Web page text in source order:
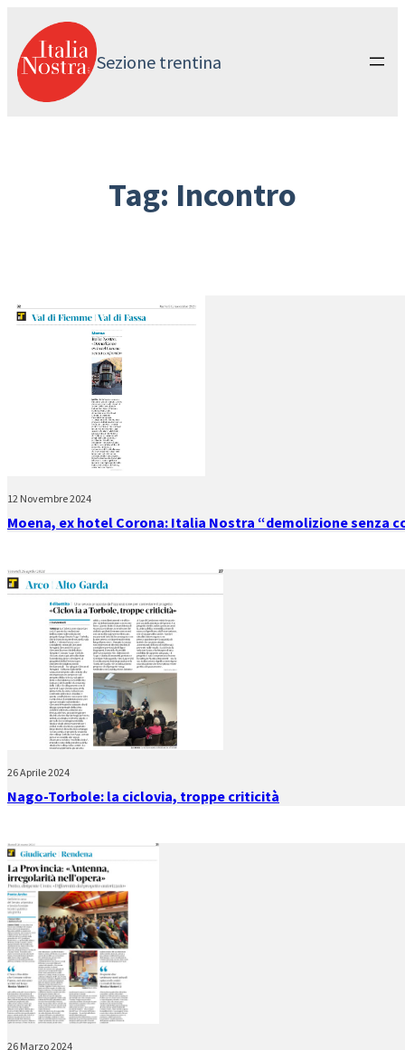
contenuto
Sezione trentina
Tag: Incontro
12 Novembre 2024
Moena, ex hotel Corona: Italia Nostra “demolizione senza
26 Aprile 2024
Nago-Torbole: la ciclovia, troppe criticità
26 Marzo 2024